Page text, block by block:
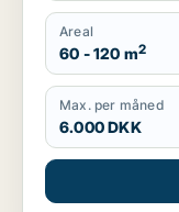
Areal
60 - 120 m2
Max. per måned
6.000 DKK